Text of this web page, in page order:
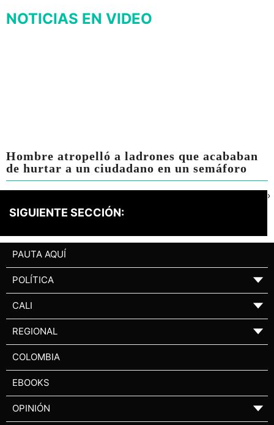
NOTICIAS EN VIDEO
Hombre atropelló a ladrones que acababan
de hurtar a un ciudadano en un semáforo
SIGUIENTE SECCIÓN:
›
PAUTA AQUÍ
POLÍTICA ▼
CALI ▼
REGIONAL ▼
COLOMBIA
EBOOKS
OPINIÓN ▼